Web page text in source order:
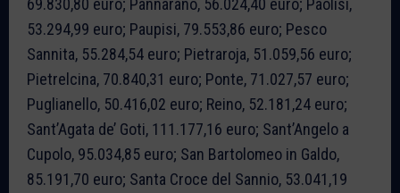
69.830,80 euro; Pannarano, 56.024,40 euro; Paolisi,
53.294,99 euro; Paupisi, 79.553,86 euro; Pesco
Sannita, 55.284,54 euro; Pietraroja, 51.059,56 euro;
Pietrelcina, 70.840,31 euro; Ponte, 71.027,57 euro;
Puglianello, 50.416,02 euro; Reino, 52.181,24 euro;
Sant’Agata de’ Goti, 111.177,16 euro; Sant’Angelo a
Cupolo, 95.034,85 euro; San Bartolomeo in Galdo,
85.191,70 euro; Santa Croce del Sannio, 53.041,19